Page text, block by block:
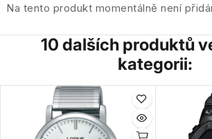
Na tento produkt momentálně není
10 dalších produktů
kategorii: